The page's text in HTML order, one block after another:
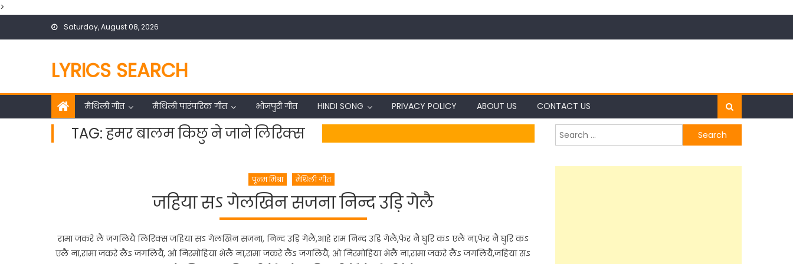
>
Saturday, August 08, 2026
LYRICS SEARCH
मैथिली गीत मैथिली पारंपरिक गीत भोजपुरी गीत HINDI SONG PRIVACY POLICY ABOUT US CONTACT US
TAG:हमर बालम किछु ने जाने लिरिक्स
पूनम मिश्रा मैथिली गीत
जहिया सऽ गेलखिन सजना निन्द उड़ि गेलै
रामा जकरे लै जगलियै लिरिक्स जहिया सऽ गेलखिन सजना, निन्द उड़ि गेलै,आहे राम निन्द उड़ि गेलै,फेर नै घुरि कऽ एलै ना,फेर नै घुरि कऽ
एलै ना,रामा जकरे लैऽ जगलियै, ओ निरमोहिया भेलै ना,रामा जकरे लैऽ जगलियै, ओ निरमोहिया भेलै ना,रामा जकरे लैऽ जगलियै,जहिया सऽ
Search
for: